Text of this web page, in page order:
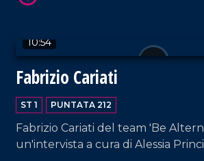
10:54
Fabrizio Cariati
ST 1 PUNTATA 212
Fabrizio Cariati del team 'Be
un'intervista a cura di Alessia
VAI AL TITOLO